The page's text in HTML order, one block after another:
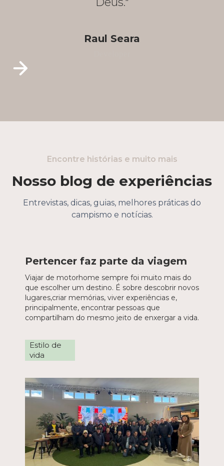
Raul Seara
Encontre histórias e muito mais
Nosso blog de experiências
Entrevistas, dicas, guias, melhores práticas do
campismo e notícias.
Pertencer faz parte da viagem
Viajar de motorhome sempre foi muito mais do
que escolher um destino. É sobre descobrir novos
lugares,criar memórias, viver experiências e,
principalmente, encontrar pessoas que
compartilham do mesmo jeito de enxergar a vida.
Estilo de
vida